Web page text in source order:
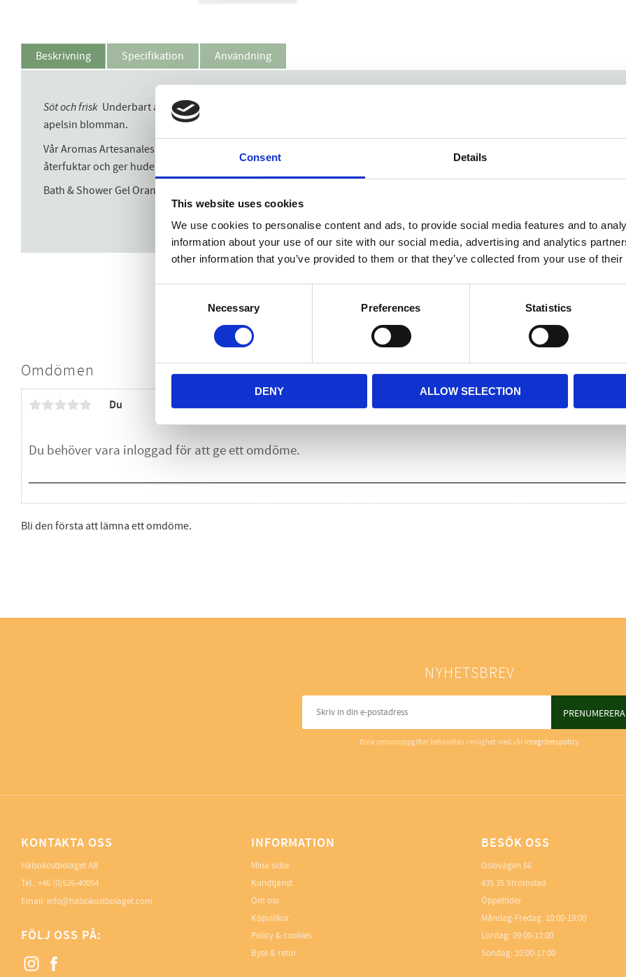
Consent Details
This website uses cookies
We use cookies to personalise content and ads, to provide social media features and to
information about your use of our site with our social media, advertising and analytics
other information that you’ve provided to them or that they’ve collected from your use of
Necessary Preferences Statistics
DENY ALLOW SELECTION
Beskrivning Specifikation Användning
Söt och frisk Underbart aromatisk och söt, men ändå frisk och lockande, apelsinblomma är ett vackert namn för en vacker
apelsin blomman.
Vår Aromas Artesanales de Antigua kollektion med fräscha dofter som stärker ditt sinne, dofterna är inspiration från
återfuktar och ger huden en mjuk behaglig doft.
Bath & Shower Gel Orange Blossom 200ml
LinkedInPinterest
Omdömen
Du
Bli den första att lämna ett omdöme.
NYHETSBREV
PRENUMERERA
Dina personuppgifter behandlas i enlighet med vår integritetspolicy.
KONTAKTA OSS
Hälsokostbolaget AB
Tel.: +46 (0)526-40054
Email: info@halsokostbolaget.com
FÖLJ OSS PÅ:
INFORMATION
Mina sidor
Kundtjänst
Om oss
Köpvillkor
Policy & cookies
Byte & retur
BESÖK OSS
Oslovägen 56
435 35 Strömstad
Öppettider
Måndag-Fredag: 10:00-19:00
Lördag: 09:00-17:00
Söndag: 10:00-17:00